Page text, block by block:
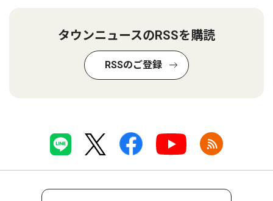
タウンニュースのRSSを購読
RSSのご登録